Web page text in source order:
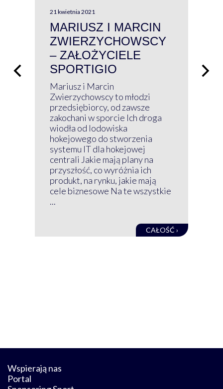
21 kwietnia 2021
MARIUSZ I MARCIN
ZWIERZYCHOWSCY
– ZAŁOŻYCIELE
SPORTIGIO
Mariusz i Marcin
Zwierzychowscy to młodzi
przedsiębiorcy, od zawsze
zakochani w sporcie Ich droga
wiodła od lodowiska
hokejowego do stworzenia
systemu IT dla hokejowej
centrali Jakie mają plany na
przyszłość, co wyróżnia ich
produkt, na rynku, jakie mają
cele biznesowe Na te wszystkie
...
CAŁOŚĆ ›
Wspierają nas
Portal